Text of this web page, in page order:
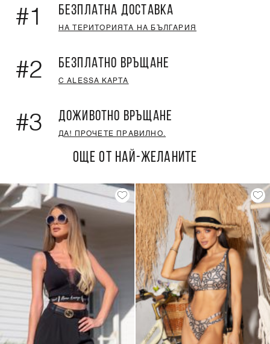
#1 БЕЗПЛАТНА ДОСТАВКА
НА ТЕРИТОРИЯТА НА БЪЛГАРИЯ
#2 БЕЗПЛАТНО ВРЪЩАНЕ
С ALESSA КАРТА
#3 ДОЖИВОТНО ВРЪЩАНЕ
ДА! ПРОЧЕТЕ ПРАВИЛНО.
ОЩЕ ОТ НАЙ-ЖЕЛАНИТЕ